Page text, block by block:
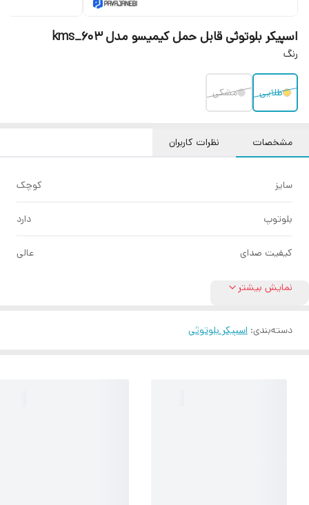
اسپیکر بلوتوثی قابل حمل کیمیسو مدل kms_603
رنگ
طلایی مشکی
مشخصات نظرات کاربران
سایز کوچک
بلوتوپ دارد
کیفیت صدای عالی
نمایش بیشتر
دسته‌بندی: اسپیکر بلوتوثی